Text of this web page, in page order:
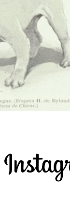
yili askin suredir
Turkiye'de
TEK Shihtzu